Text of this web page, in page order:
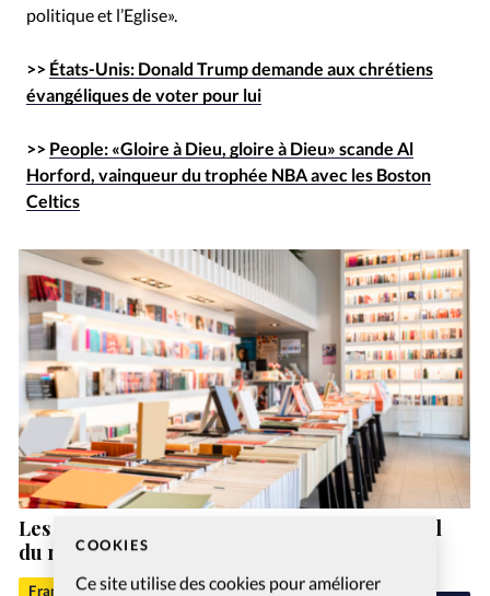
COOKIES
Ce site utilise des cookies pour améliorer
politique et l’Eglise».
>> États-Unis: Donald Trump demande aux chrétiens
évangéliques de voter pour lui
>> People: «Gloire à Dieu, gloire à Dieu» scande Al
Horford, vainqueur du trophée NBA avec les Boston
Celtics
Les ventes de bibles explosent malgré le recul
du marché du livre
Francis-George Sarpédon